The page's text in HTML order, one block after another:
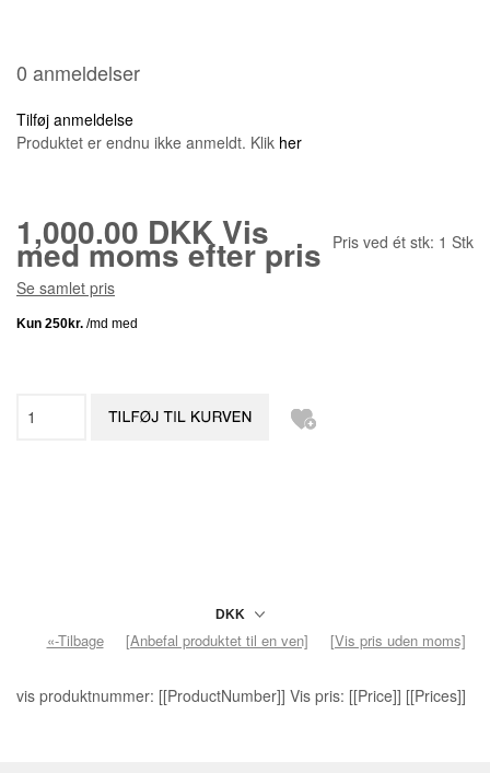
0 anmeldelser
Tilføj anmeldelse
Produktet er endnu ikke anmeldt. Klik her
1,000.00 DKKVis
med moms efter pris Pris ved ét stk: 1 Stk
Se samlet pris
«-Tilbage [Anbefal produktet til en ven] [Vis pris uden moms]
vis produktnummer: [[ProductNumber]] Vis pris: [[Price]] [[Prices]]